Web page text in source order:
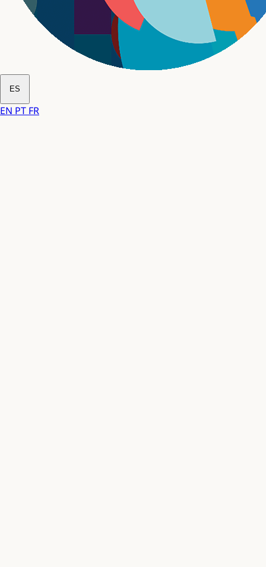
ES
EN PT FR